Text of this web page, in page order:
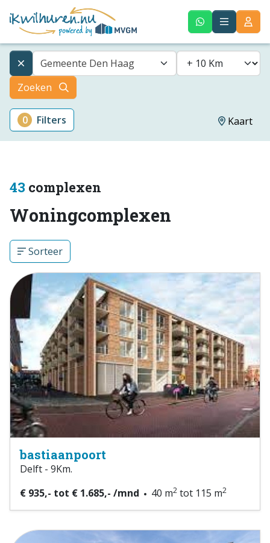
Gemeente Den Haag
Zoeken
0 Filters Kaart
43 complexen
Woningcomplexen
Sorteer
bastiaanpoort
Delft - 9Km.
€ 935,- tot € 1.685,- /mnd
40 m2 tot 115 m2